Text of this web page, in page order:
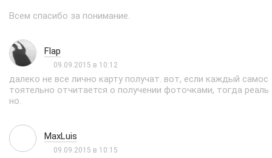
Всем спасибо за понимание.
Flap
09.09.2015 в 10:12
далеко не все лично карту получат. вот, если каждый самос
тоятельно отчитается о получении фоточками, тогда реаль
но.
MaxLuis
09.09.2015 в 10:15